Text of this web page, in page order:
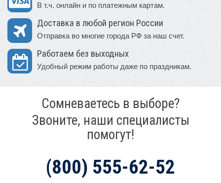
В т.ч. онлайн и по платежным картам.
Доставка в любой регион России
Отправка во многие города РФ за наш счет.
Работаем без выходных
Удобный режим работы даже по праздникам.
Сомневаетесь в выборе?
Звоните, наши специалисты
помогут!
(800) 555-62-52